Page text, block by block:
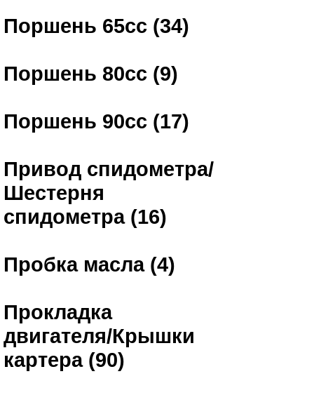
Поршень 65сс (34)
Поршень 80сс (9)
Поршень 90сс (17)
Привод спидометра/
Шестерня
спидометра (16)
Пробка масла (4)
Прокладка
двигателя/Крышки
картера (90)